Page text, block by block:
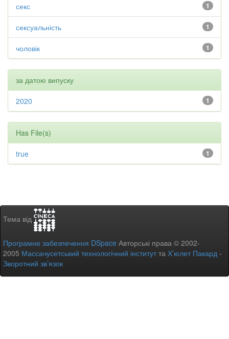
1
секс
1
сексуальність
1
чоловік
за датою випуску
1
2020
Has File(s)
1
true
Тема від
Програмне забезпечення DSpace Авторські права © 2002-
2005 Массачусетський технологічний інститутта Х’юлет Пакард -
Зворотний зв’язок